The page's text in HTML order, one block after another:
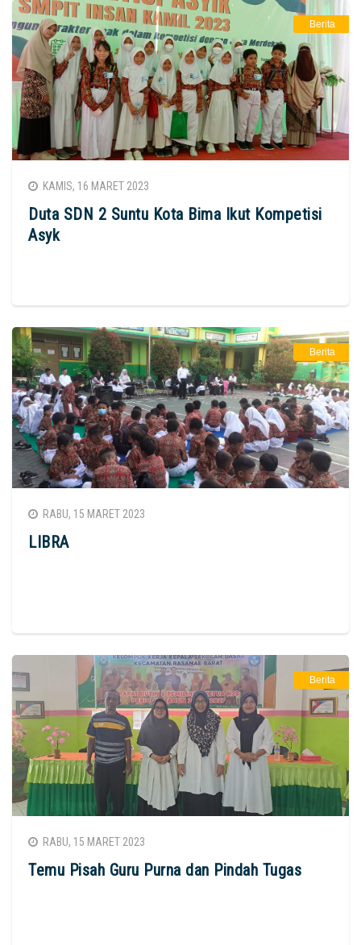
Berita
KAMIS, 16 MARET 2023
Duta SDN 2 Suntu Kota Bima Ikut Kompetisi
Asyk
Berita
RABU, 15 MARET 2023
LIBRA
Berita
RABU, 15 MARET 2023
Temu Pisah Guru Purna dan Pindah Tugas